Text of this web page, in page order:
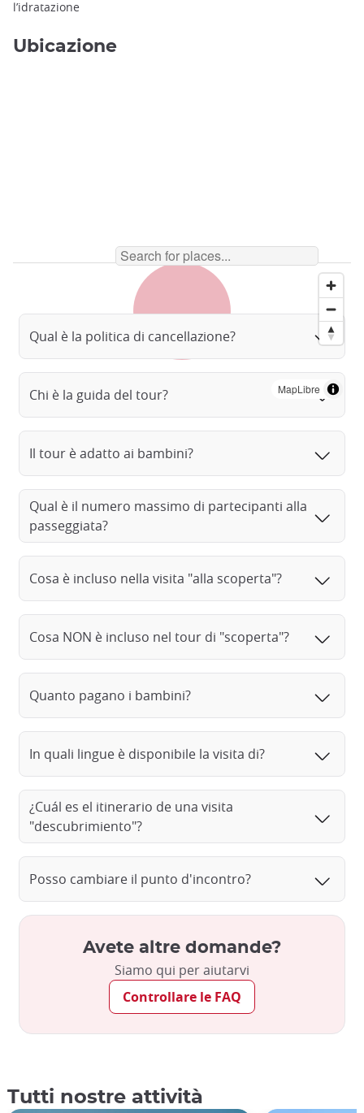
l’idratazione
Ubicazione
MapLibre
Qual è la politica di cancellazione?
Chi è la guida del tour?
Il tour è adatto ai bambini?
Qual è il numero massimo di partecipanti alla
passeggiata?
Cosa è incluso nella visita "alla scoperta"?
Cosa NON è incluso nel tour di "scoperta"?
Quanto pagano i bambini?
In quali lingue è disponibile la visita di?
¿Cuál es el itinerario de una visita
"descubrimiento"?
Posso cambiare il punto d'incontro?
Avete altre domande?
Siamo qui per aiutarvi
Controllare le FAQ
Tutti nostre attività